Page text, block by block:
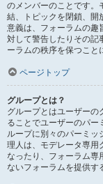
のメンバーのことです。
結、トピックを閉鎖、開
意義は、フォーラムの趣
対して警告したりその記
ーラムの秩序を保つこと
ページトップ
グループとは？
グループとはユーザーの
ることでユーザーのパー
ループに別々のパーミッ
理人は、モデレータ専用
なったり、フォーラム専
ないフォーラムを提供す